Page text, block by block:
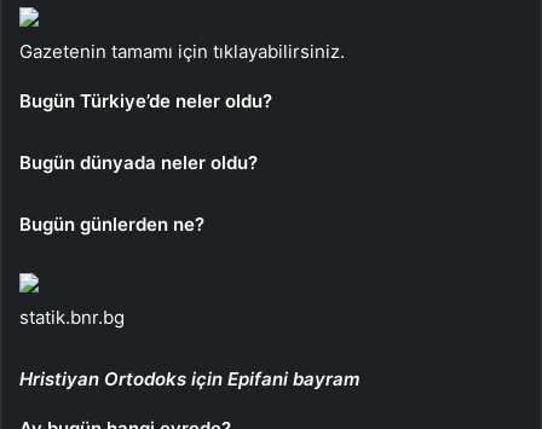
Gazetenin tamamı için tıklayabilirsiniz.
Bugün Türkiye’de neler oldu?
Bugün dünyada neler oldu?
Bugün günlerden ne?
statik.bnr.bg
Hristiyan Ortodoks için Epifani bayram